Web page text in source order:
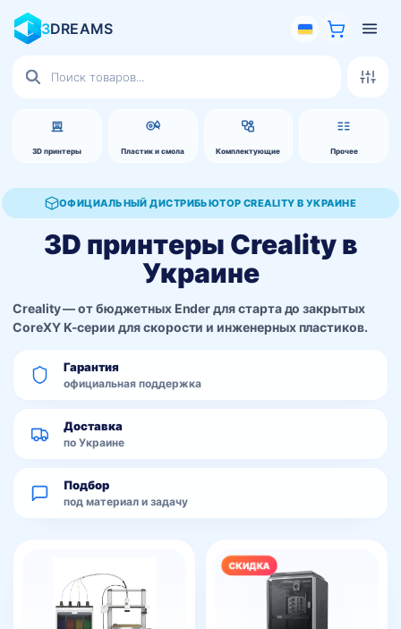
3DREAMS
3D принтеры Пластик и смола Комплектующие Прочее
товаров
ОФИЦИАЛЬНЫЙ ДИСТРИБЬЮТОР CREALITY В УКРАИНЕ
3D принтеры Creality в
Украине
Creality — от бюджетных Ender для старта до закрытых
CoreXY K-серии для скорости и инженерных пластиков.
Гарантия
официальная поддержка
Доставка
по Украине
Подбор
под материал и задачу